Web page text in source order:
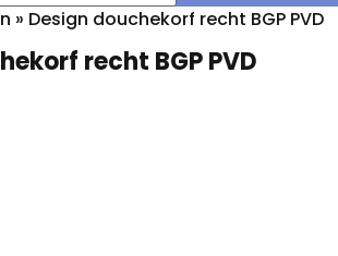
» Design douchekorf recht BGP PVD
recht BGP PVD